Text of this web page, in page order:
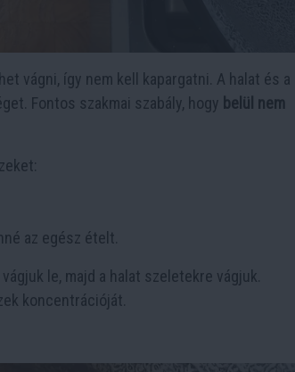
vágni, így nem kell kapargatni. A halat és a
Fontos szakmai szabály, hogy belül nem
az egész ételt.
le, majd a halat szeletekre vágjuk.
koncentrációját.